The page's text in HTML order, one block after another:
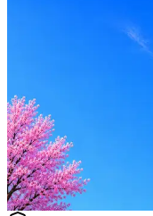
Стратегия